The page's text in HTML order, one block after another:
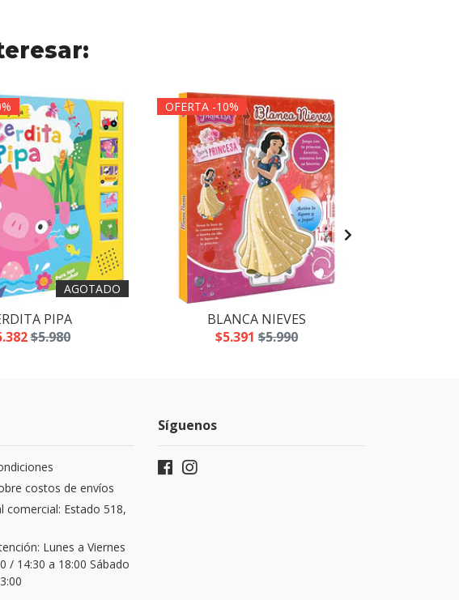
AGOTADO
PIPA
$5.980
OFERTA -10%
BLANCA NIEVES
$5.391 $5.990
costos de envíos
comercial: Estado 518,
Lunes a Viernes
/ 14:30 a 18:00 Sábado
Síguenos